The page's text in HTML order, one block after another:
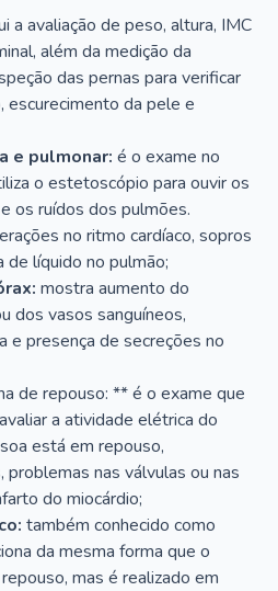
a avaliação de peso, altura, IMC
além da medição da
das pernas para verificar
escurecimento da pele e
e pulmonar: é o exame no
o estetoscópio para ouvir os
os ruídos dos pulmões.
no ritmo cardíaco, sopros
de líquido no pulmão;
mostra aumento do
dos vasos sanguíneos,
e presença de secreções no
de repouso: ** é o exame que
a atividade elétrica do
está em repouso,
problemas nas válvulas ou nas
do miocárdio;
também conhecido como
da mesma forma que o
mas é realizado em